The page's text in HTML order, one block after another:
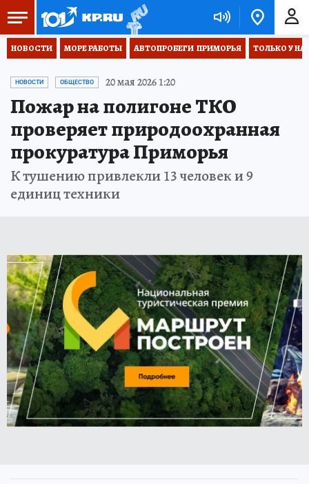
НОВОСТИ МОРЕ РАБОТЫ АВТОПРОБЕГИ  ПРИМОРЬЯ ТОЛЬКО У
НОВОСТИ ОБЩЕСТВО 20 мая 2026 1:20
Пожар на полигоне ТКО
проверяет природоохранная
прокуратура Приморья
К тушению привлекли 13 человек и 9
единиц техники